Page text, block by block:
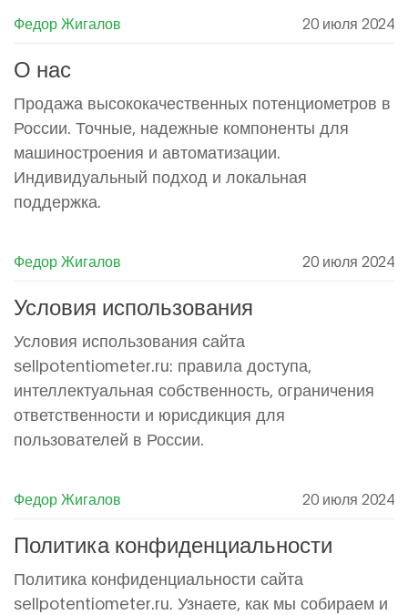
интеграция новых технологий. Также
предлагаются стратегии и практические советы
достижения более высокого уровня
эффективности и удовлетворенности клиентов.
Федор Жигалов 20 июля 2024
О нас
Продажа высококачественных потенциометров в
России. Точные, надежные компоненты для
машиностроения и автоматизации.
Индивидуальный подход и локальная
поддержка.
Федор Жигалов 20 июля 2024
Условия использования
Условия использования сайта
sellpotentiometer.ru: правила доступа,
интеллектуальная собственность, ограничения
ответственности и юрисдикция для
пользователей в России.
Федор Жигалов 20 июля 2024
Политика конфиденциальности
Политика конфиденциальности сайта
sellpotentiometer.ru. Узнаете, как мы собираем и